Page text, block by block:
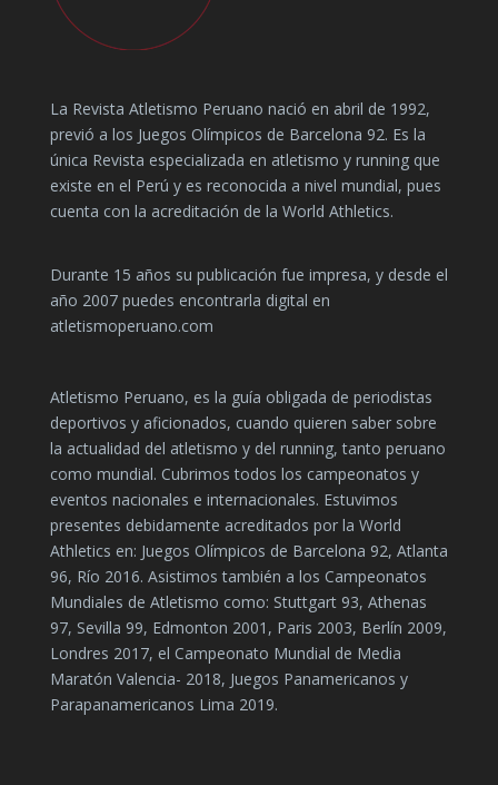
La Revista Atletismo Peruano nació en abril de 1992,
previó a los Juegos Olímpicos de Barcelona 92. Es la
única Revista especializada en atletismo y running que
existe en el Perú y es reconocida a nivel mundial, pues
cuenta con la acreditación de la World Athletics.
Durante 15 años su publicación fue impresa, y desde el
año 2007 puedes encontrarla digital en
atletismoperuano.com
Atletismo Peruano, es la guía obligada de periodistas
deportivos y aficionados, cuando quieren saber sobre
la actualidad del atletismo y del running, tanto peruano
como mundial. Cubrimos todos los campeonatos y
eventos nacionales e internacionales. Estuvimos
presentes debidamente acreditados por la World
Athletics en: Juegos Olímpicos de Barcelona 92, Atlanta
96, Río 2016. Asistimos también a los Campeonatos
Mundiales de Atletismo como: Stuttgart 93, Athenas
97, Sevilla 99, Edmonton 2001, Paris 2003, Berlín 2009,
Londres 2017, el Campeonato Mundial de Media
Maratón Valencia- 2018, Juegos Panamericanos y
Parapanamericanos Lima 2019.